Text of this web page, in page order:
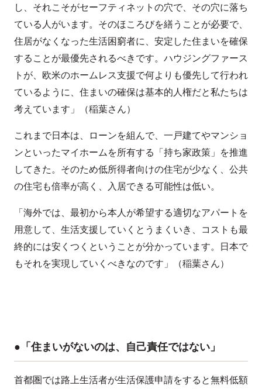
し、それこそがセーフティネットの穴で、その穴に落ち
ている人がいます。そのほころびを繕うことが必要で、
住居がなくなった生活困窮者に、安定した住まいを確保
することが最優先されるべきです。ハウジングファース
トが、欧米のホームレス支援で何よりも優先して行われ
ているように、住まいの確保は基本的人権だと私たちは
考えています」（稲葉さん）
これまで日本は、ローンを組んで、一戸建てやマンショ
ンといったマイホームを所有する「持ち家政策」を推進
してきた。そのため低所得者向けの住宅が少なく、公共
の住宅も倍率が高く、入居できる可能性は低い。
「海外では、最初から本人が希望する適切なアパートを
用意して、生活支援していくとうまくいき、コストも最
終的には安くつくということが分かっています。日本で
もそれを実現していくべきなのです」（稲葉さん）
●「住まいがないのは、自己責任ではない」
首都圏では路上生活者が生活保護申請をすると無料低額